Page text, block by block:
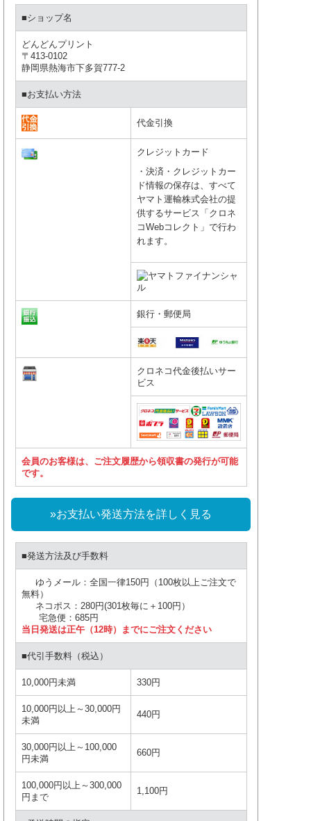
■ショップ名
どんどんプリント
〒413-0102
静岡県熱海市下多賀777-2
■お支払い方法
代金引換
クレジットカード
・決済・クレジットカー
ド情報の保存は、すべて
ヤマト運輸株式会社の提
供するサービス「クロネ
コWebコレクト」で行わ
れます。
銀行・郵便局
クロネコ代金後払いサー
ビス
会員のお客様は、ご注文履歴から領収書の発行が可能
です。
»お支払い発送方法を詳しく見る
■発送方法及び手数料
ゆうメール：全国一律150円（100枚以上ご注文で
無料）
ネコポス：280円(301枚毎に＋100円）
宅急便：685円
当日発送は正午（12時）までにご注文ください
■代引手数料（税込）
10,000円未満 330円
10,000円以上～30,000円
未満
440円
30,000円以上～100,000
円未満
660円
100,000円以上～300,000
円まで
1,100円